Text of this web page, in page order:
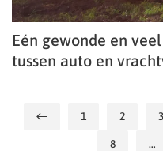
Eén gewonde en
tussen auto en
1 2 3
8 …